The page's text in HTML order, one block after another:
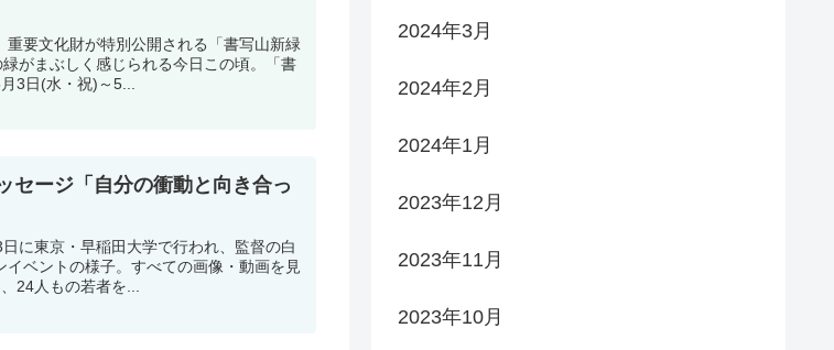
要文化財が特別公開される「書写山新緑
がまぶしく感じられる今日この頃。「書
3日(水・祝)～5...
セージ「自分の衝動と向き合っ
に東京・早稲田大学で行われ、監督の白
ベントの様子。すべての画像・動画を見
24人もの若者を...
2024年3月
2024年2月
2024年1月
2023年12月
2023年11月
2023年10月